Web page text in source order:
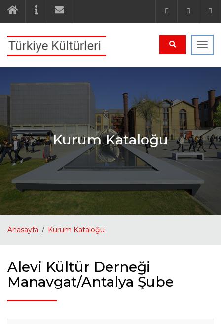
Kurum Kataloğu
Anasayfa Kurum Kataloğu
Alevi Kültür Derneği
Manavgat/Antalya Şube